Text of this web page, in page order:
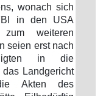
wonach sich
in den USA
weiteren
seien erst nach
in die
Landgericht
Akten des